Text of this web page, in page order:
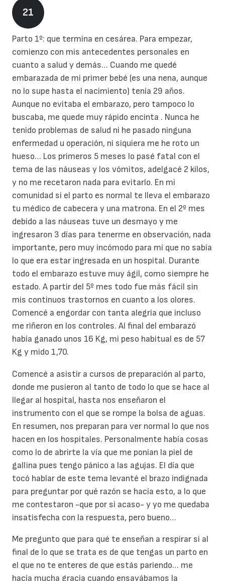
21
Parto 1º: que termina en cesárea. Para empezar,
comienzo con mis antecedentes personales en
cuanto a salud y demás… Cuando me quedé
embarazada de mi primer bebé (es una nena, aunque
no lo supe hasta el nacimiento) tenía 29 años.
Aunque no evitaba el embarazo, pero tampoco lo
buscaba, me quede muy rápido encinta . Nunca he
tenido problemas de salud ni he pasado ninguna
enfermedad u operación, ni siquiera me he roto un
hueso… Los primeros 5 meses lo pasé fatal con el
tema de las náuseas y los vómitos, adelgacé 2 kilos,
y no me recetaron nada para evitarlo. En mi
comunidad si el parto es normal te lleva el embarazo
tu médico de cabecera y una matrona. En el 2º mes
debido a las náuseas tuve un desmayo y me
ingresaron 3 días para tenerme en observación, nada
importante, pero muy incómodo para mí que no sabía
lo que era estar ingresada en un hospital. Durante
todo el embarazo estuve muy ágil, como siempre he
estado. A partir del 5º mes todo fue más fácil sin
mis continuos trastornos en cuanto a los olores.
Comencé a engordar con tanta alegría que incluso
me riñeron en los controles. Al final del embarazó
había ganado unos 16 Kg, mi peso habitual es de 57
Kg y mido 1,70.
Comencé a asistir a cursos de preparación al parto,
donde me pusieron al tanto de todo lo que se hace al
llegar al hospital, hasta nos enseñaron el
instrumento con el que se rompe la bolsa de aguas.
En resumen, nos preparan para ver normal lo que nos
hacen en los hospitales. Personalmente había cosas
como lo de abrirte la vía que me ponían la piel de
gallina pues tengo pánico a las agujas. El día que
tocó hablar de este tema levanté el brazo indignada
para preguntar por qué razón se hacía esto, a lo que
me contestaron -que por si acaso- y yo me quedaba
insatisfecha con la respuesta, pero bueno…
Me pregunto que para qué te enseñan a respirar si al
final de lo que se trata es de que tengas un parto en
el que no te enteres de que estás pariendo… me
hacía mucha gracia cuando ensayábamos la